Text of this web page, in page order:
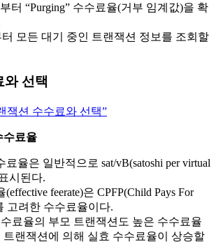
터 “Purging” 수수료율(거부 임계값)을 확
터 모든 대기 중인 트랜잭션 정보를 조회할
와 선택
잭션 수수료와 선택”
수료율
료율은 일반적으로 sat/vB(satoshi per virtual
시된다.
feerate)은 CPFP(Child Pays For
고려한 수수료율이다.
료율의 부모 트랜잭션도 높은 수수료율
트랜잭션에 의해 실효 수수료율이 상승할